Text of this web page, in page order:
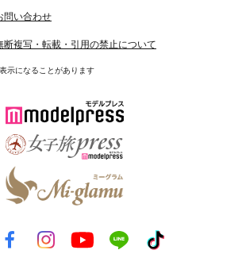
問い合わせ
複写・転載・引用の禁止について
示になることがあります